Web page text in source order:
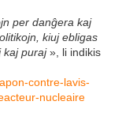
per danĝera kaj
kiuj ebligas
kaj puraj», li indikis
contre-lavis-
nucleaire